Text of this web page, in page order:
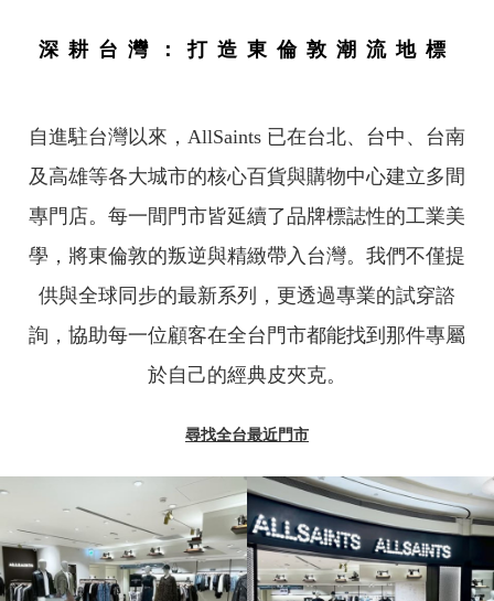
深耕台灣：打造東倫敦潮流地標
自進駐台灣以來，AllSaints 已在台北、台中、台南
及高雄等各大城市的核心百貨與購物中心建立多間
專門店。每一間門市皆延續了品牌標誌性的工業美
學，將東倫敦的叛逆與精緻帶入台灣。我們不僅提
供與全球同步的最新系列，更透過專業的試穿諮
詢，協助每一位顧客在全台門市都能找到那件專屬
於自己的經典皮夾克。
尋找全台最近門市